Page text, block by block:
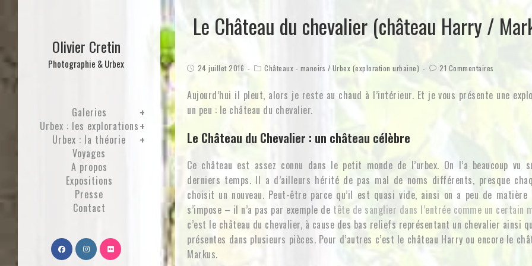
Olivier Cretin
Photographie & Urbex
Galeries
Urbex : les explorations
Urbex : la théorie
Voyages
A propos
Expositions
Presse
Contact
Le Château du chevalier (château Harry /
24 juillet 2016 Châteaux - manoirs / Urbex (exploration urbaine) 21 Commentaires
Aujourd’hui il pleut, alors je reste au chaud à l’intérieur. Et je vous présente une
un peu : le château du chevalier.
Le Château du Chevalier : un château célèbre
Ce château est assez connu dans le petit monde de l’urbex. On l’a beaucoup vu
derniers temps. Il a d’ailleurs hérité de pas mal de noms différents, presque
choisit un nouveau. Peut-être parce qu’il est quasi vide, ainsi on a peu de matière
s’impose – il n’a pas par exemple de tête de sanglier dans l’entrée comme un certain
c’est le château du chevalier, à cause des bas reliefs représentant un chevalier ainsi
présentes dans plusieurs pièces. Pour d’autres c’est le château Harry ou encore le
Markus.